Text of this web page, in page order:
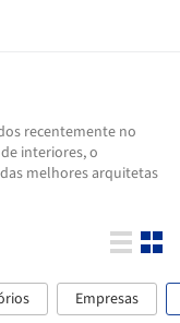
recentemente no
interiores, o
melhores arquitetas
Empresas